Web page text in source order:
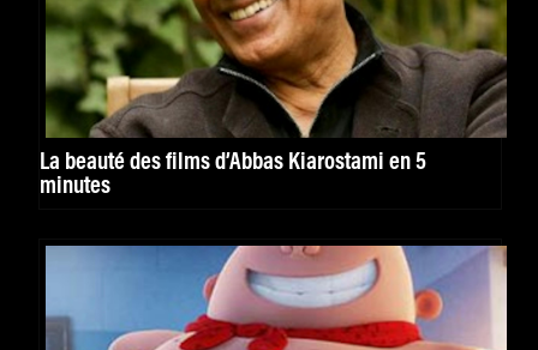
La beauté des films d’Abbas Kiarostami en 5
minutes